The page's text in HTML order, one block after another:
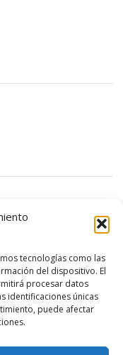
tecnologías como las
del dispositivo. El
procesar datos
identificaciones únicas
puede afectar